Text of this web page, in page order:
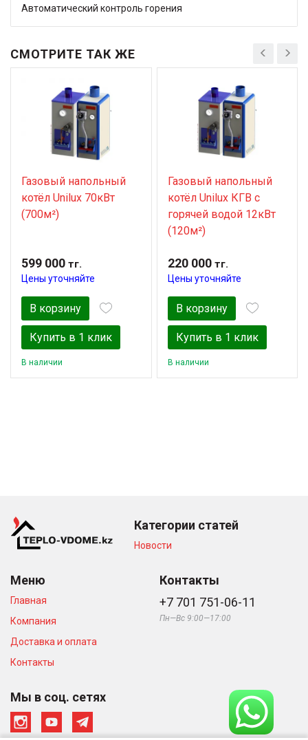
Автоматический контроль горения
СМОТРИТЕ ТАК ЖЕ
Газовый напольный
котёл Unilux 70кВт
(700м²)
599 000 тг.
Цены уточняйте
В корзину
Купить в 1 клик
В наличии
Газовый напольный
котёл Unilux КГВ с
горячей водой 12кВт
(120м²)
220 000тг.
Цены уточняйте
В корзину
Купить в 1 клик
В наличии
Категории статей
Новости
Меню
Главная
Компания
Доставка и оплата
Контакты
Контакты
+7 701 751-06-11
Пн—Вс 9:00—17:00
Мы в соц. сетях